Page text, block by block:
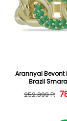
Arannyal Bevont
Brazil
252.899 Ft